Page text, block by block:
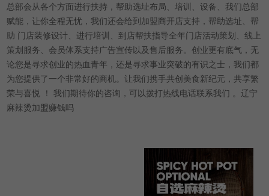
总部会从各个方面进行扶持，帮助选址布局、培训、设备、我们总部
赋能，让你全程无忧，我们还会给到加盟商开店支持，帮助选址、帮
助 门店装修设计、进行培训、到店帮扶指导全年门店活动策划、线上
策划服务、会员体系支持广告宣传以及售后服务。创业更有底气，无
论您是寻求创业的热血青年，还是寻求事业突破的有识之士，我们都
为您提供了一个非常好的商机。让我们携手共创美食新纪元，共享繁
荣与喜悦 ！ 我们期待你的咨询，可以拨打热线电话联系我们 。辽宁
麻辣烫加盟赚钱吗